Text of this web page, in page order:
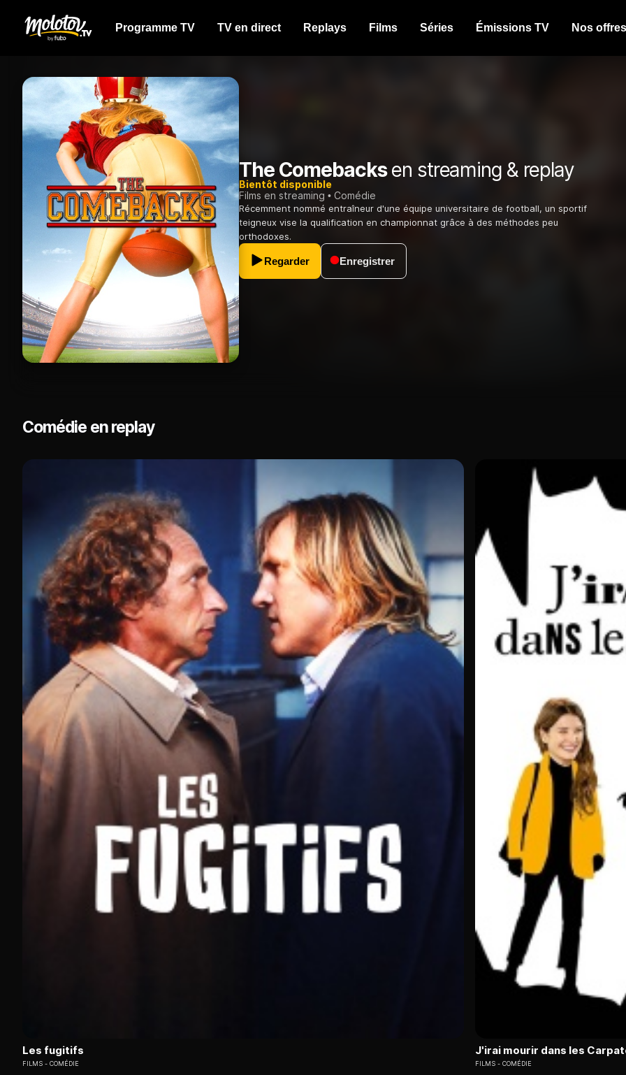
Programme TV TV en direct Replays Films Séries Émissions TV Nos offres
The Comebacksen streaming & replay
Bientôt disponible
Films en streaming
Comédie
Récemment nommé entraîneur d'une équipe universitaire de football, un sportif
teigneux vise la qualification en championnat grâce à des méthodes peu
orthodoxes.
Regarder Enregistrer
Comédie en replay
Les fugitifs
FILMS COMÉDIE
J'irai mourir dans les
FILMS COMÉDIE